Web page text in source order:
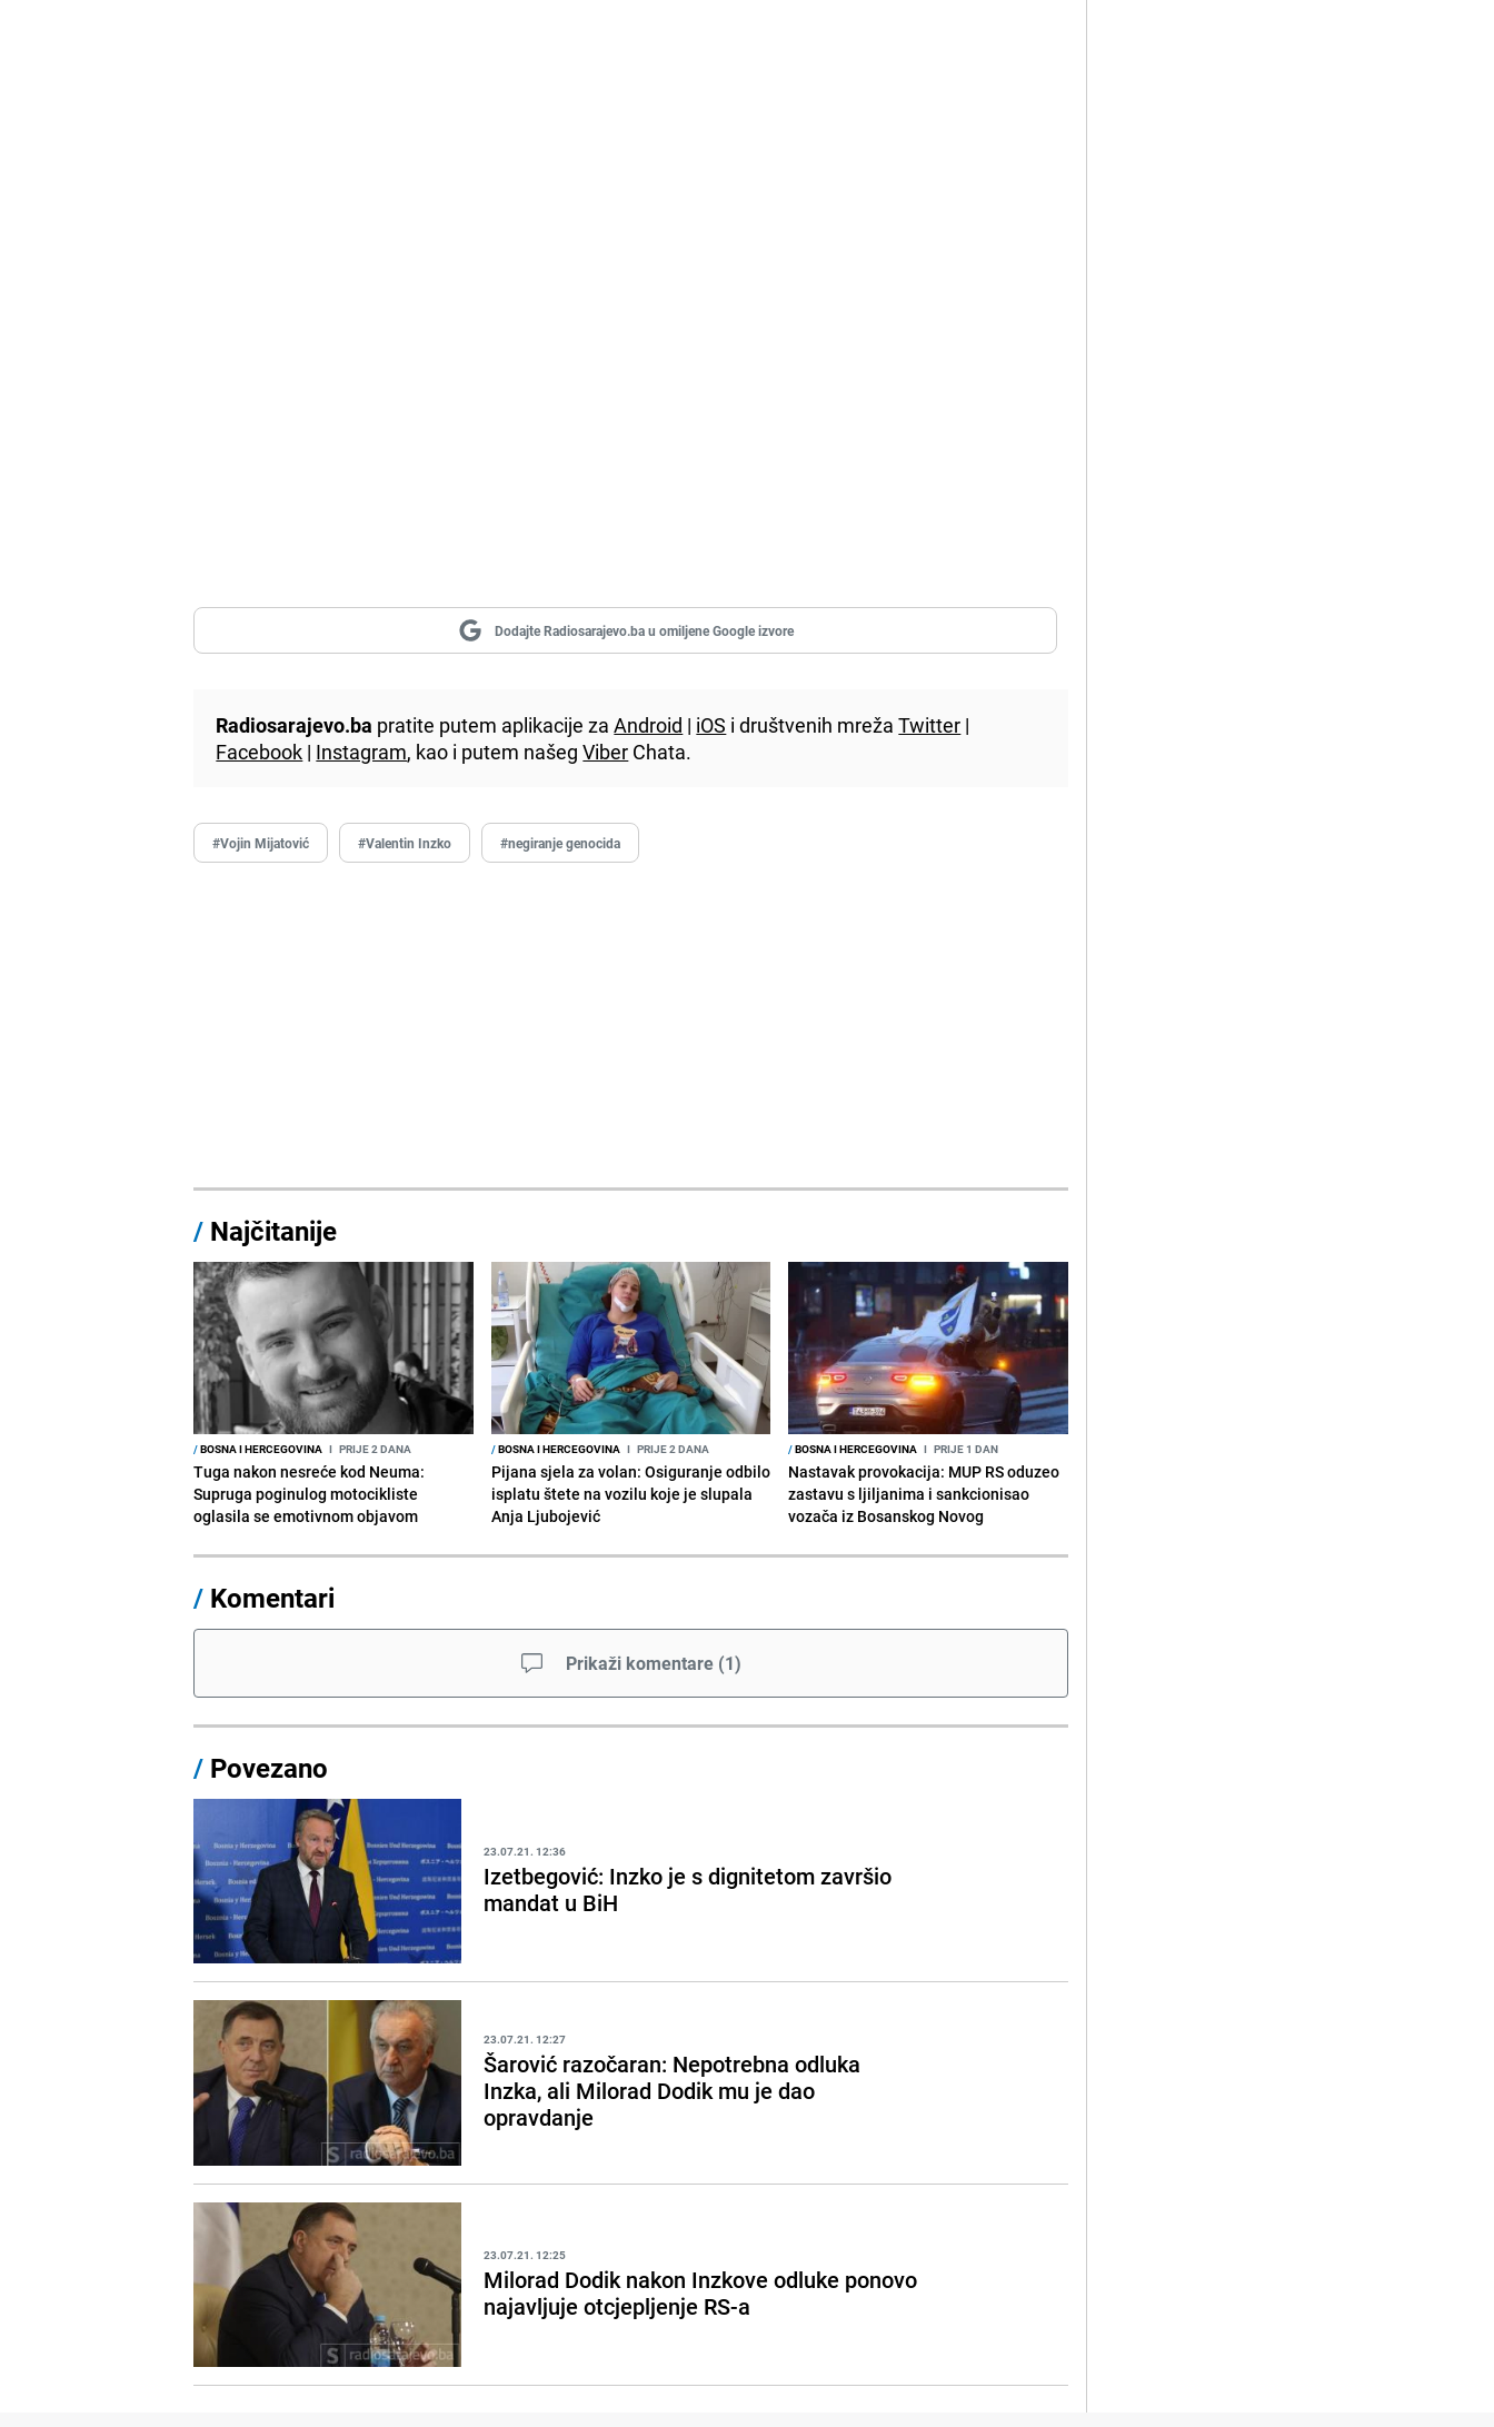
Dodajte Radiosarajevo.ba u omiljene Google izvore
Radiosarajevo.ba pratite putem aplikacije zaAndroid | iOS i društvenih mrežaTwitter |
Facebook | Instagram, kao i putem našegViber Chata.
#Vojin Mijatović #Valentin Inzko #negiranje genocida
/ Najčitanije
/BOSNA I HERCEGOVINA I PRIJE 2 DANA
Tuga nakon nesreće kod Neuma:
Supruga poginulog motocikliste
oglasila se emotivnom objavom
/BOSNA I HERCEGOVINA I PRIJE 2 DANA
Pijana sjela za volan: Osiguranje odbilo
isplatu štete na vozilu koje je slupala
Anja Ljubojević
/BOSNA I HERCEGOVINA I PRIJE 1 DAN
Nastavak provokacija: MUP RS oduzeo
zastavu s ljiljanima i sankcionisao
vozača iz Bosanskog Novog
/ Komentari
Prikaži komentare (1)
/ Povezano
23.07.21. 12:36
Izetbegović: Inzko je s dignitetom završio
mandat u BiH
23.07.21. 12:27
Šarović razočaran: Nepotrebna odluka
Inzka, ali Milorad Dodik mu je dao
opravdanje
23.07.21. 12:25
Milorad Dodik nakon Inzkove odluke ponovo
najavljuje otcjepljenje RS-a